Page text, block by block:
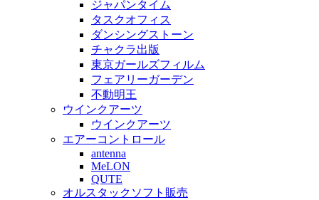
ジャパンタイム
タスクオフィス
ダンシングストーン
チャクラ出版
東京ガールズフィルム
フェアリーガーデン
不動明王
ウインクアーツ
ウインクアーツ
エアーコントロール
antenna
MeLON
QUTE
オルスタックソフト販売